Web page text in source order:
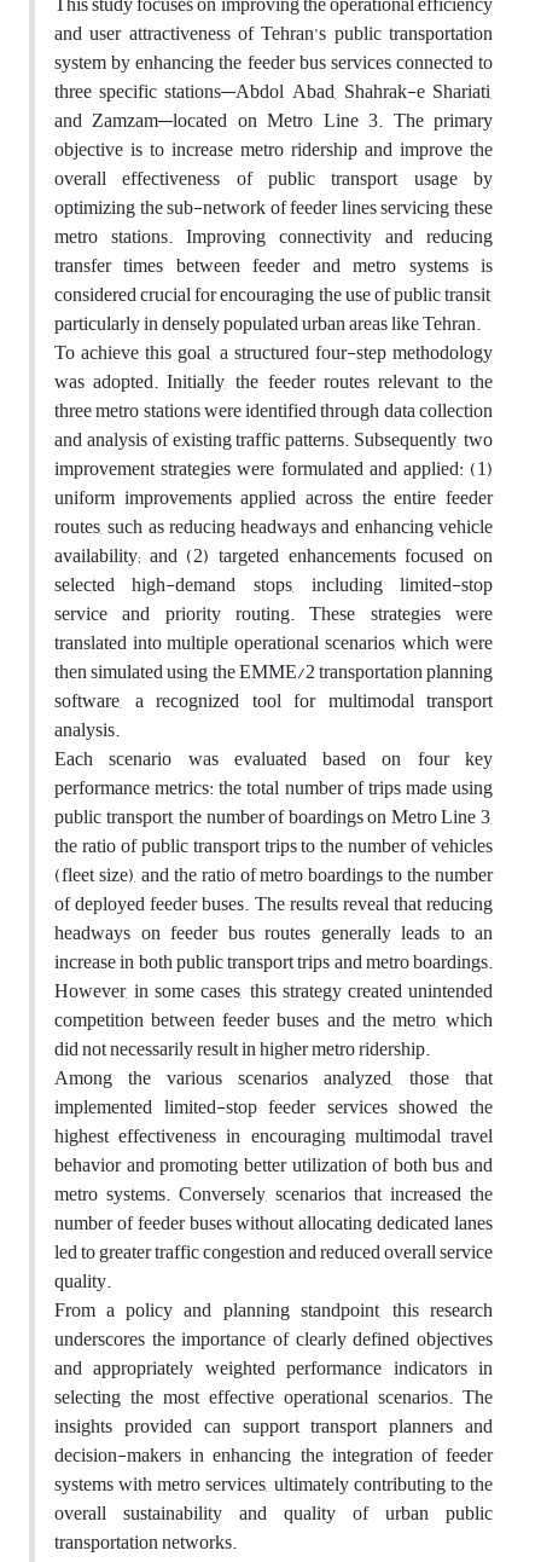
and user attractiveness of Tehran’s public transportation
system by enhancing the feeder bus services connected to
three specific stations—Abdol Abad, Shahrak-e Shariati,
and Zamzam—located on Metro Line 3. The primary
objective is to increase metro ridership and improve the
overall effectiveness of public transport usage by
optimizing the sub-network of feeder lines servicing these
metro stations. Improving connectivity and reducing
transfer times between feeder and metro systems is
considered crucial for encouraging the use of public transit,
particularly in densely populated urban areas like Tehran.
To achieve this goal, a structured four-step methodology
was adopted. Initially, the feeder routes relevant to the
three metro stations were identified through data collection
and analysis of existing traffic patterns. Subsequently, two
improvement strategies were formulated and applied: (1)
uniform improvements applied across the entire feeder
routes, such as reducing headways and enhancing vehicle
availability; and (2) targeted enhancements focused on
selected high-demand stops, including limited-stop
service and priority routing. These strategies were
translated into multiple operational scenarios, which were
then simulated using the EMME/2 transportation planning
software, a recognized tool for multimodal transport
analysis.
Each scenario was evaluated based on four key
performance metrics: the total number of trips made using
public transport, the number of boardings on Metro Line 3,
the ratio of public transport trips to the number of vehicles
(fleet size), and the ratio of metro boardings to the number
of deployed feeder buses. The results reveal that reducing
headways on feeder bus routes generally leads to an
increase in both public transport trips and metro boardings.
However, in some cases, this strategy created unintended
competition between feeder buses and the metro, which
did not necessarily result in higher metro ridership.
Among the various scenarios analyzed, those that
implemented limited-stop feeder services showed the
highest effectiveness in encouraging multimodal travel
behavior and promoting better utilization of both bus and
metro systems. Conversely, scenarios that increased the
number of feeder buses without allocating dedicated lanes
led to greater traffic congestion and reduced overall service
quality.
From a policy and planning standpoint, this research
underscores the importance of clearly defined objectives
and appropriately weighted performance indicators in
selecting the most effective operational scenarios. The
insights provided can support transport planners and
decision-makers in enhancing the integration of feeder
systems with metro services, ultimately contributing to the
overall sustainability and quality of urban public
transportation networks.